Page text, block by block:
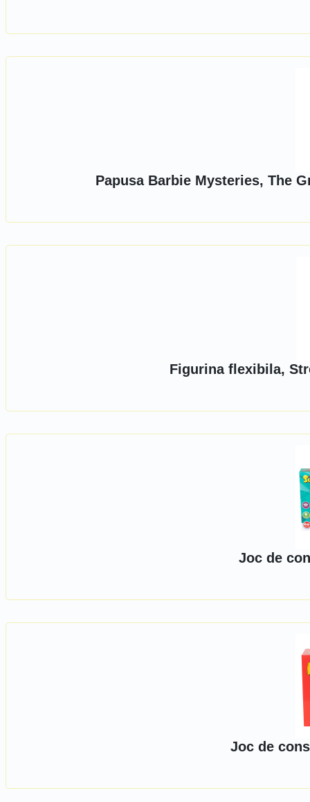
Papusa Barbie Mysteries, The
Figurina flexibila,
Joc de
Joc de